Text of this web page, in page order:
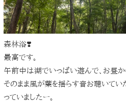
森林浴❣️
最高です。
午前中は湖でいっぱい遊んで、お昼か
そのまま風が葉を揺らす音お聴いてい
っていましたー。